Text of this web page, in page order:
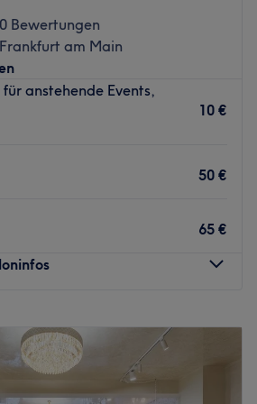
können.
zur Salonansicht
Bewertungen
am Main
anstehende Events,
10 €
50 €
65 €
10:15–17:00
10:15
10:15